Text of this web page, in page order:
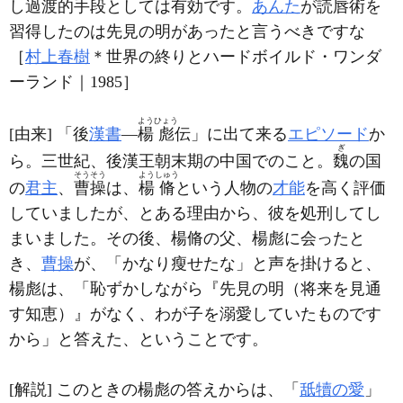
し過渡的手段としては有効です。 あんたが読唇術を
習得したのは先見の明があったと言うべきですな
［村上春樹 ＊世界の終りとハードボイルド・ワンダ
ーランド｜1985］
[由来] 「 後漢書―楊
よう
彪
ひょう
伝」に出て来るエピソードか
ら。三世紀、後漢王朝末期の中国でのこと。 魏
ぎ
の国
の君主、 曹操
そうそう
は、 楊
よう
脩
しゅう
という人物の才能を高く評価
していましたが、とある理由から、彼を処刑してし
まいました。その後、楊脩の父、楊彪に会ったと
き、 曹操が、「かなり瘦せたな」と声を掛けると、
楊彪は、「恥ずかしながら『先見の明（将来を見通
す知恵）』がなく、わが子を溺愛していたものです
から」と答えた、ということです。
[解説] このときの楊彪の答えからは、「 舐犢の愛 」